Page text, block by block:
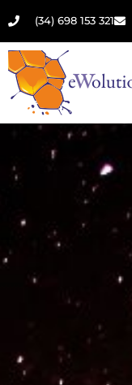
(34) 698 153 321